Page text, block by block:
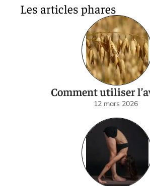
Les articles phares
Comment utiliser
12 mars 2026